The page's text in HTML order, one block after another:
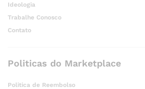
Ideologia
Trabalhe Conosco
Contato
Politicas do Marketplace
Politica de Reembolso